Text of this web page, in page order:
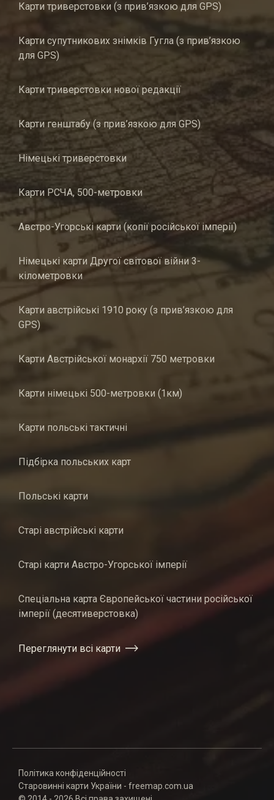
Карти триверстовки (з прив’язкою для GPS)
Карти супутникових знімків Гугла (з прив’язкою
для GPS)
Карти триверстовки нової редакції
Карти генштабу (з прив’язкою для GPS)
Німецькі триверстовки
Карти РСЧА, 500-метровки
Австро-Угорські карти (копії російської імперії)
Німецькі карти Другої світової війни 3-
кілометровки
Карти австрійські 1910 року (з прив’язкою для
GPS)
Карти Австрійської монархії 750 метровки
Карти німецькі 500-метровки (1км)
Карти польські тактичні
Підбірка польських карт
Польські карти
Старі австрійські карти
Старі карти Австро-Угорської імперії
Спеціальна карта Європейської частини російської
імперії (десятиверстовка)
Переглянути всі карти
Політика конфіденційності
Старовинні карти України - freemap.com.ua